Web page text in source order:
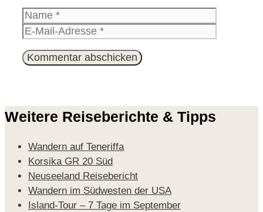
Name
Weitere Reiseberichte & Tipps
Wandern auf Teneriffa
Korsika GR 20 Süd
Neuseeland Reisebericht
Wandern im Südwesten der USA
Island-Tour – 7 Tage im September